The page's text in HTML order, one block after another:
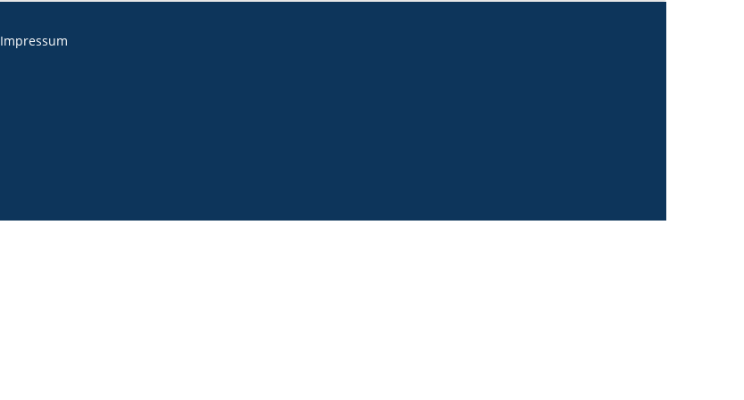
Impressum